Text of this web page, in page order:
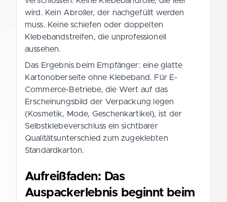
wird. Kein Abroller, der nachgefüllt werden
muss. Keine schiefen oder doppelten
Klebebandstreifen, die unprofessionell
aussehen.
Das Ergebnis beim Empfänger: eine glatte
Kartonoberseite ohne Klebeband. Für E-
Commerce-Betriebe, die Wert auf das
Erscheinungsbild der Verpackung legen
(Kosmetik, Mode, Geschenkartikel), ist der
Selbstklebeverschluss ein sichtbarer
Qualitätsunterschied zum zugeklebten
Standardkarton.
Aufreißfaden: Das
Auspackerlebnis beginnt beim